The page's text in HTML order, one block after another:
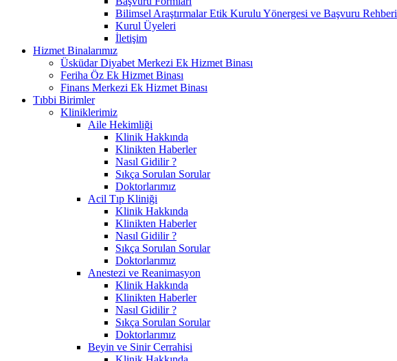
Bilimsel Araştırmalar Etik Kurulu Yönergesi ve Başvuru Rehberi
Kurul Üyeleri
İletişim
Hizmet Binalarımız
Üsküdar Diyabet Merkezi Ek Hizmet Binası
Feriha Öz Ek Hizmet Binası
Finans Merkezi Ek Hizmet Binası
Tıbbi Birimler
Kliniklerimiz
Aile Hekimliği
Klinik Hakkında
Klinikten Haberler
Nasıl Gidilir ?
Sıkça Sorulan Sorular
Doktorlarımız
Acil Tıp Kliniği
Klinik Hakkında
Klinikten Haberler
Nasıl Gidilir ?
Sıkça Sorulan Sorular
Doktorlarımız
Anestezi ve Reanimasyon
Klinik Hakkında
Klinikten Haberler
Nasıl Gidilir ?
Sıkça Sorulan Sorular
Doktorlarımız
Beyin ve Sinir Cerrahisi